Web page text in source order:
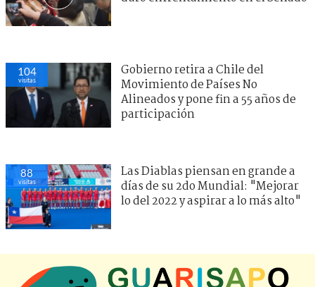
104
visitas
Gobierno retira a Chile del
Movimiento de Países No
Alineados y pone fin a 55 años de
participación
88
visitas
Las Diablas piensan en grande a
días de su 2do Mundial: "Mejorar
lo del 2022 y aspirar a lo más alto"